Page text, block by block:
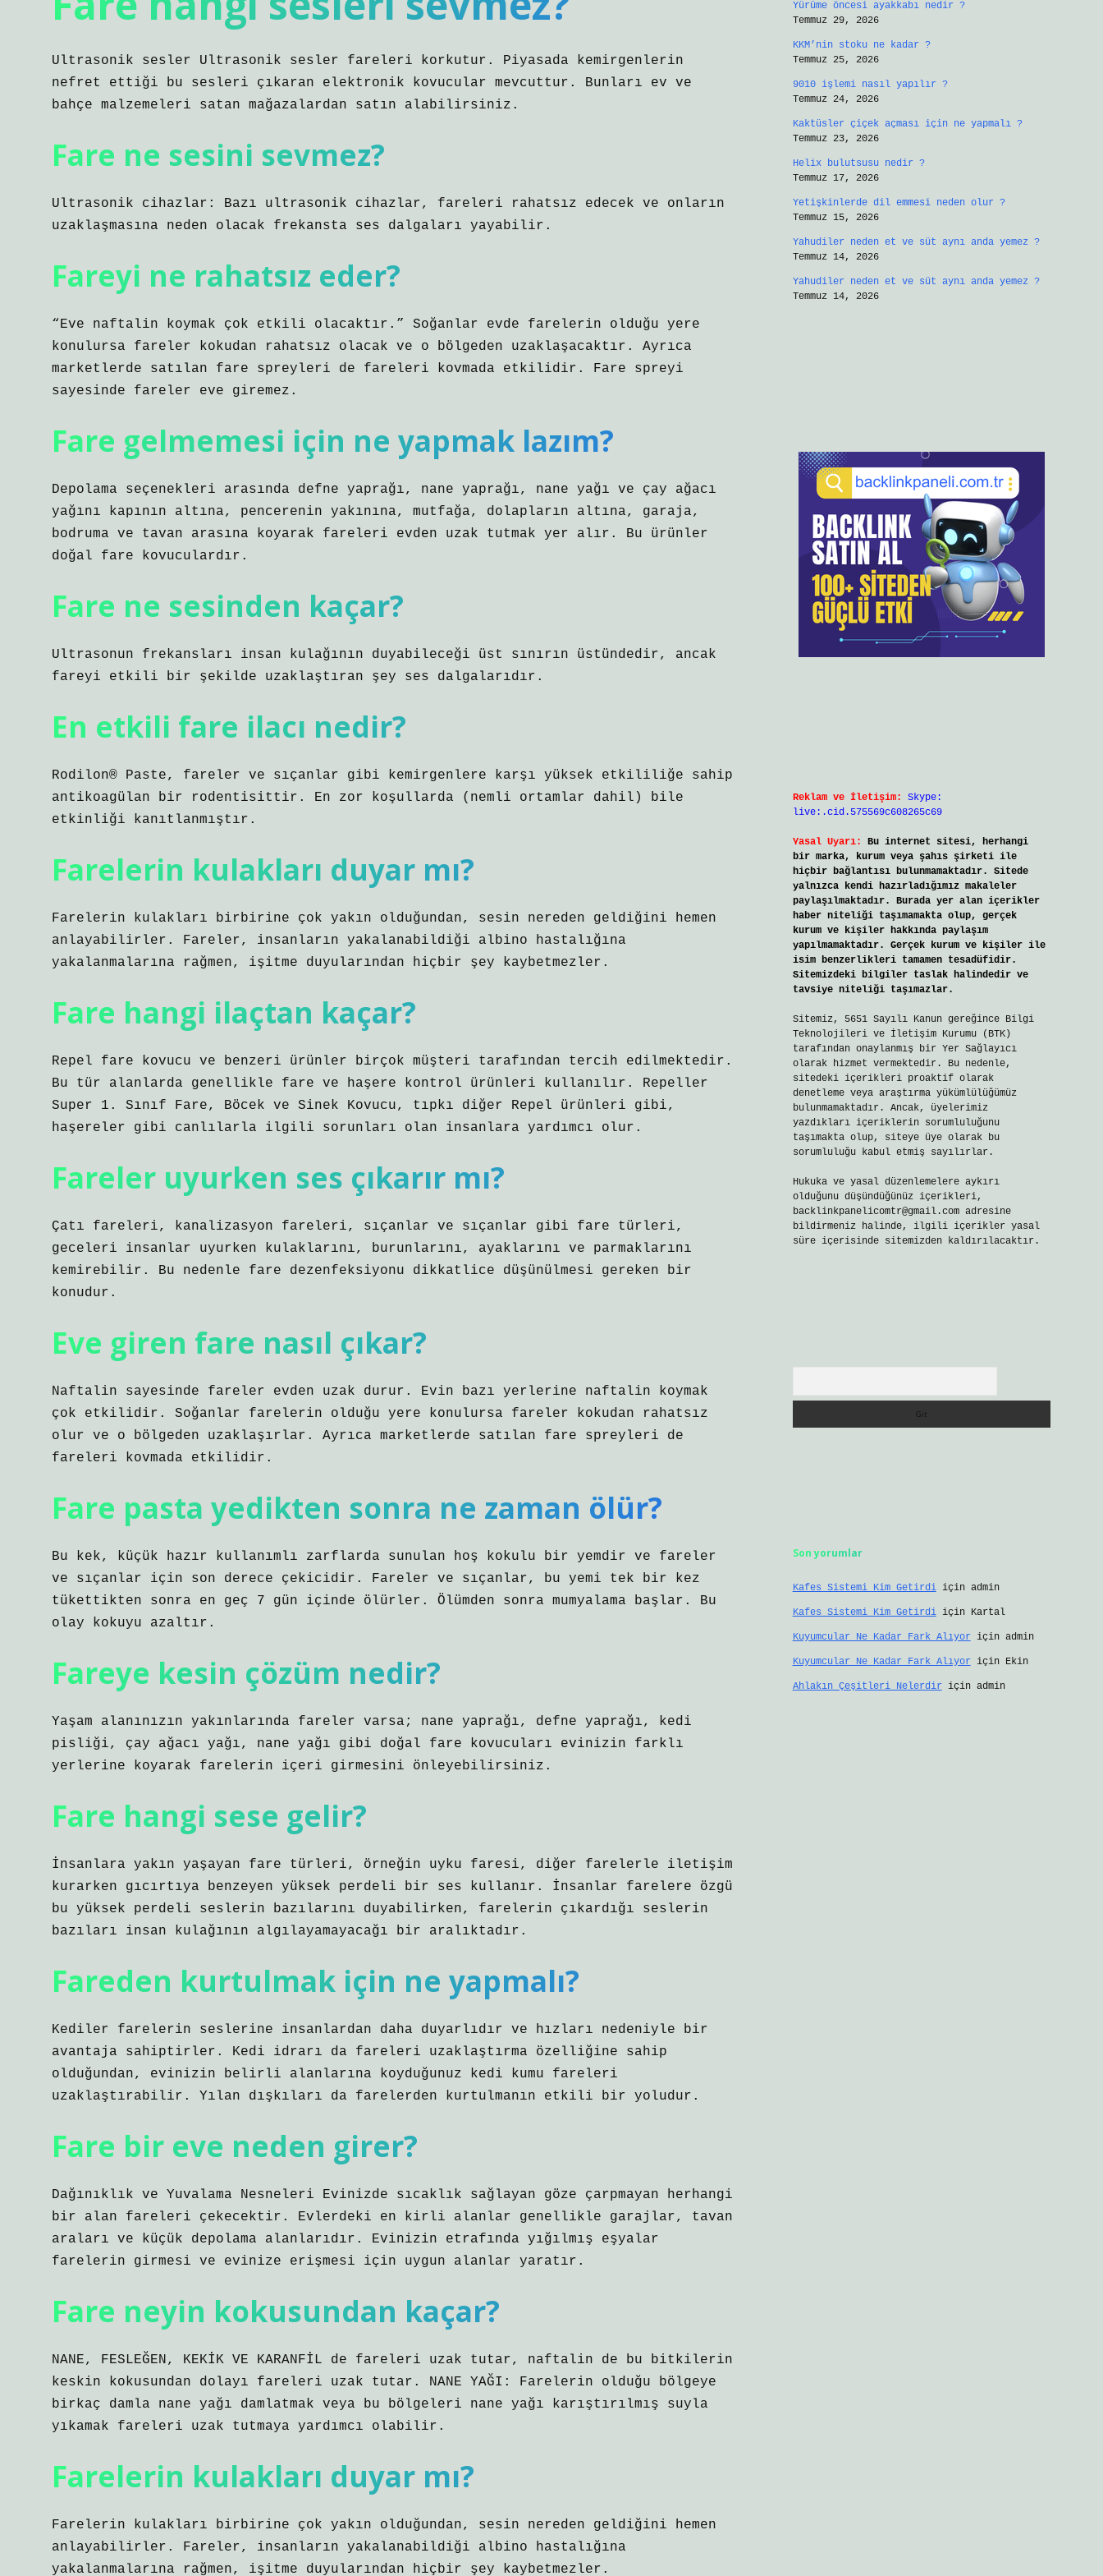
Ultrasonik sesler Ultrasonik sesler fareleri korkutur. Piyasada kemirgenlerin
nefret ettiği bu sesleri çıkaran elektronik kovucular mevcuttur. Bunları ev ve
bahçe malzemeleri satan mağazalardan satın alabilirsiniz.
Fare ne sesini sevmez?
Ultrasonik cihazlar: Bazı ultrasonik cihazlar, fareleri rahatsız edecek ve onların
uzaklaşmasına neden olacak frekansta ses dalgaları yayabilir.
Fareyi ne rahatsız eder?
“Eve naftalin koymak çok etkili olacaktır.” Soğanlar evde farelerin olduğu yere
konulursa fareler kokudan rahatsız olacak ve o bölgeden uzaklaşacaktır. Ayrıca
marketlerde satılan fare spreyleri de fareleri kovmada etkilidir. Fare spreyi
sayesinde fareler eve giremez.
Fare gelmemesi için ne yapmak lazım?
Depolama seçenekleri arasında defne yaprağı, nane yaprağı, nane yağı ve çay ağacı
yağını kapının altına, pencerenin yakınına, mutfağa, dolapların altına, garaja,
bodruma ve tavan arasına koyarak fareleri evden uzak tutmak yer alır. Bu ürünler
doğal fare kovuculardır.
Fare ne sesinden kaçar?
Ultrasonun frekansları insan kulağının duyabileceği üst sınırın üstündedir, ancak
fareyi etkili bir şekilde uzaklaştıran şey ses dalgalarıdır.
En etkili fare ilacı nedir?
Rodilon® Paste, fareler ve sıçanlar gibi kemirgenlere karşı yüksek etkililiğe sahip
antikoagülan bir rodentisittir. En zor koşullarda (nemli ortamlar dahil) bile
etkinliği kanıtlanmıştır.
Farelerin kulakları duyar mı?
Farelerin kulakları birbirine çok yakın olduğundan, sesin nereden geldiğini hemen
anlayabilirler. Fareler, insanların yakalanabildiği albino hastalığına
yakalanmalarına rağmen, işitme duyularından hiçbir şey kaybetmezler.
Fare hangi ilaçtan kaçar?
Repel fare kovucu ve benzeri ürünler birçok müşteri tarafından tercih edilmektedir.
Bu tür alanlarda genellikle fare ve haşere kontrol ürünleri kullanılır. Repeller
Super 1. Sınıf Fare, Böcek ve Sinek Kovucu, tıpkı diğer Repel ürünleri gibi,
haşereler gibi canlılarla ilgili sorunları olan insanlara yardımcı olur.
Fareler uyurken ses çıkarır mı?
Çatı fareleri, kanalizasyon fareleri, sıçanlar ve sıçanlar gibi fare türleri,
geceleri insanlar uyurken kulaklarını, burunlarını, ayaklarını ve parmaklarını
kemirebilir. Bu nedenle fare dezenfeksiyonu dikkatlice düşünülmesi gereken bir
konudur.
Eve giren fare nasıl çıkar?
Naftalin sayesinde fareler evden uzak durur. Evin bazı yerlerine naftalin koymak
çok etkilidir. Soğanlar farelerin olduğu yere konulursa fareler kokudan rahatsız
olur ve o bölgeden uzaklaşırlar. Ayrıca marketlerde satılan fare spreyleri de
fareleri kovmada etkilidir.
Fare pasta yedikten sonra ne zaman ölür?
Bu kek, küçük hazır kullanımlı zarflarda sunulan hoş kokulu bir yemdir ve fareler
ve sıçanlar için son derece çekicidir. Fareler ve sıçanlar, bu yemi tek bir kez
tükettikten sonra en geç 7 gün içinde ölürler. Ölümden sonra mumyalama başlar. Bu
olay kokuyu azaltır.
Fareye kesin çözüm nedir?
Yaşam alanınızın yakınlarında fareler varsa; nane yaprağı, defne yaprağı, kedi
pisliği, çay ağacı yağı, nane yağı gibi doğal fare kovucuları evinizin farklı
yerlerine koyarak farelerin içeri girmesini önleyebilirsiniz.
Fare hangi sese gelir?
İnsanlara yakın yaşayan fare türleri, örneğin uyku faresi, diğer farelerle iletişim
kurarken gıcırtıya benzeyen yüksek perdeli bir ses kullanır. İnsanlar farelere özgü
bu yüksek perdeli seslerin bazılarını duyabilirken, farelerin çıkardığı seslerin
bazıları insan kulağının algılayamayacağı bir aralıktadır.
Fareden kurtulmak için ne yapmalı?
Kediler farelerin seslerine insanlardan daha duyarlıdır ve hızları nedeniyle bir
avantaja sahiptirler. Kedi idrarı da fareleri uzaklaştırma özelliğine sahip
olduğundan, evinizin belirli alanlarına koyduğunuz kedi kumu fareleri
uzaklaştırabilir. Yılan dışkıları da farelerden kurtulmanın etkili bir yoludur.
Fare bir eve neden girer?
Dağınıklık ve Yuvalama Nesneleri Evinizde sıcaklık sağlayan göze çarpmayan herhangi
bir alan fareleri çekecektir. Evlerdeki en kirli alanlar genellikle garajlar, tavan
araları ve küçük depolama alanlarıdır. Evinizin etrafında yığılmış eşyalar
farelerin girmesi ve evinize erişmesi için uygun alanlar yaratır.
Fare neyin kokusundan kaçar?
NANE, FESLEĞEN, KEKİK VE KARANFİL de fareleri uzak tutar, naftalin de bu bitkilerin
keskin kokusundan dolayı fareleri uzak tutar. NANE YAĞI: Farelerin olduğu bölgeye
birkaç damla nane yağı damlatmak veya bu bölgeleri nane yağı karıştırılmış suyla
yıkamak fareleri uzak tutmaya yardımcı olabilir.
Farelerin kulakları duyar mı?
Farelerin kulakları birbirine çok yakın olduğundan, sesin nereden geldiğini hemen
anlayabilirler. Fareler, insanların yakalanabildiği albino hastalığına
yakalanmalarına rağmen, işitme duyularından hiçbir şey kaybetmezler.
Yürüme öncesi ayakkabı nedir ?
Temmuz 29, 2026
KKM’nin stoku ne kadar ?
Temmuz 25, 2026
9010 işlemi nasıl yapılır ?
Temmuz 24, 2026
Kaktüsler çiçek açması için ne yapmalı ?
Temmuz 23, 2026
Helix bulutsusu nedir ?
Temmuz 17, 2026
Yetişkinlerde dil emmesi neden olur ?
Temmuz 15, 2026
Yahudiler neden et ve süt aynı anda yemez ?
Temmuz 14, 2026
Yahudiler neden et ve süt aynı anda yemez ?
Temmuz 14, 2026
Reklam ve İletişim:
Skype:
live:.cid.575569c608265c69
Yasal Uyarı:
Bu internet sitesi, herhangi
bir marka, kurum veya şahıs şirketi ile
hiçbir bağlantısı bulunmamaktadır. Sitede
yalnızca kendi hazırladığımız makaleler
paylaşılmaktadır. Burada yer alan içerikler
haber niteliği taşımamakta olup, gerçek
kurum ve kişiler hakkında paylaşım
yapılmamaktadır. Gerçek kurum ve kişiler ile
isim benzerlikleri tamamen tesadüfidir.
Sitemizdeki bilgiler taslak halindedir ve
tavsiye niteliği taşımazlar.
Sitemiz, 5651 Sayılı Kanun gereğince Bilgi
Teknolojileri ve İletişim Kurumu (BTK)
tarafından onaylanmış bir Yer Sağlayıcı
olarak hizmet vermektedir. Bu nedenle,
sitedeki içerikleri proaktif olarak
denetleme veya araştırma yükümlülüğümüz
bulunmamaktadır. Ancak, üyelerimiz
yazdıkları içeriklerin sorumluluğunu
taşımakta olup, siteye üye olarak bu
sorumluluğu kabul etmiş sayılırlar.
Hukuka ve yasal düzenlemelere aykırı
olduğunu düşündüğünüz içerikleri,
backlinkpanelicomtr@gmail.comadresine
bildirmeniz halinde, ilgili içerikler yasal
süre içerisinde sitemizden kaldırılacaktır.
Son yorumlar
Kafes Sistemi Kim Getirdiiçin admin
Kafes Sistemi Kim Getirdiiçin Kartal
Kuyumcular Ne Kadar Fark Alıyor için admin
Kuyumcular Ne Kadar Fark Alıyor için Ekin
Ahlakın Çeşitleri Nelerdir için admin